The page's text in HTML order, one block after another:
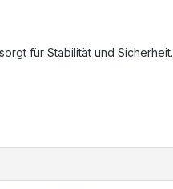
für Stabilität und Sicherheit.